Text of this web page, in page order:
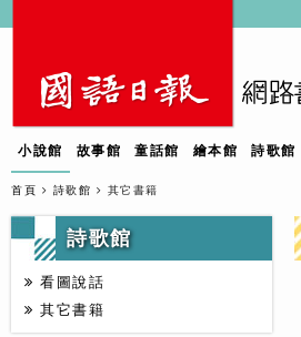
小說館 故事館 童話館 繪本館 詩歌館
首頁 詩歌館 其它書籍
詩歌館
看圖說話
其它書籍